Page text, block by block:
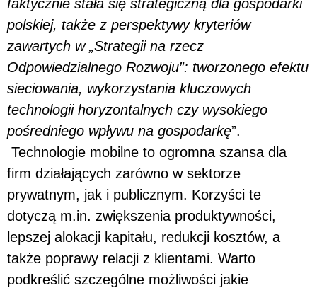
faktycznie stała się strategiczną dla gospodarki
polskiej, także z perspektywy kryteriów
zawartych w „Strategii na rzecz
Odpowiedzialnego Rozwoju”: tworzonego efektu
sieciowania, wykorzystania kluczowych
technologii horyzontalnych czy wysokiego
pośredniego wpływu na gospodarkę”.
Technologie mobilne to ogromna szansa dla
firm działających zarówno w sektorze
prywatnym, jak i publicznym. Korzyści te
dotyczą m.in. zwiększenia produktywności,
lepszej alokacji kapitału, redukcji kosztów, a
także poprawy relacji z klientami. Warto
podkreślić szczególne możliwości jakie